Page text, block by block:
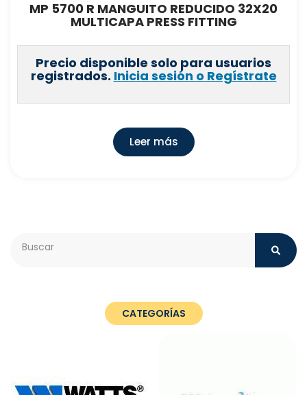
MP 5700 R MANGUITO REDUCIDO 32X20
MULTICAPA PRESS FITTING
Precio disponible solo para usuarios
registrados. Inicia sesión o Regístrate
Leer más
CATEGORÍAS